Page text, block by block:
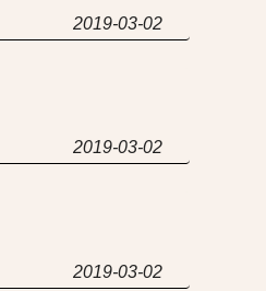
2019-03-02
2019-03-02
2019-03-02